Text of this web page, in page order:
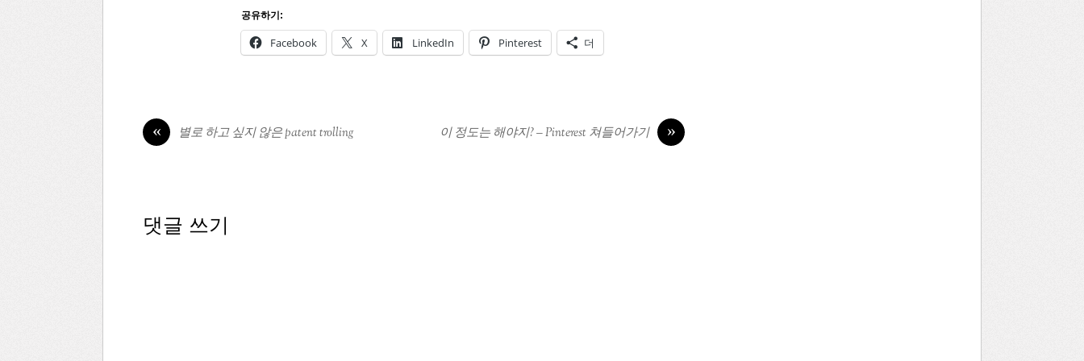
공유하기:
Facebook X LinkedIn Pinterest 더
« 별로 하고 싶지 않은 patent trolling »
이 정도는 해야지? – Pinterest 쳐들어가기
댓글 쓰기